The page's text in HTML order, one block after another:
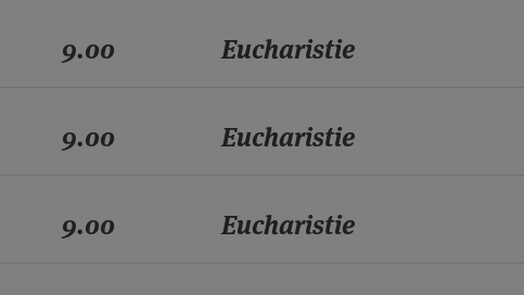
9.00 Eucharistie
9.00 Eucharistie
9.00 Eucharistie